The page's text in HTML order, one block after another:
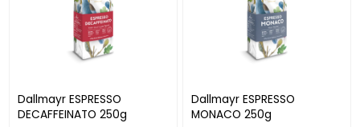
Dallmayr ESPRESSO
DECAFFEINATO 250g
Dallmayr ESPRESSO
MONACO 250g